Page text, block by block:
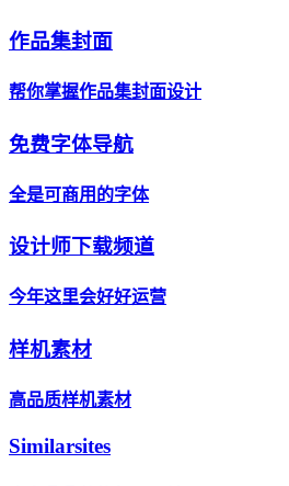
作品集封面
帮你掌握作品集封面设计
免费字体导航
全是可商用的字体
设计师下载频道
今年这里会好好运营
样机素材
高品质样机素材
Similarsites